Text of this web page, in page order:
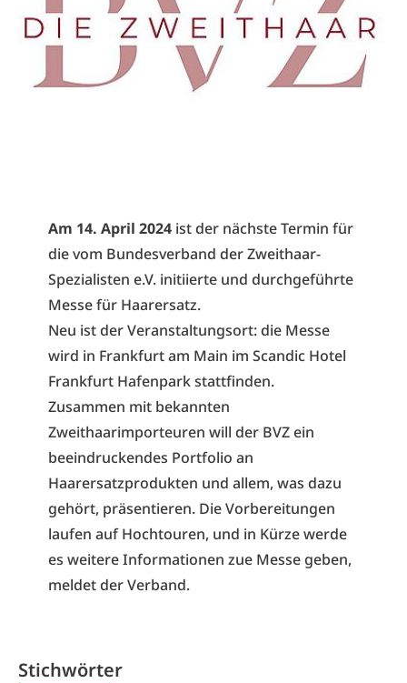
Am 14. April 2024 ist der nächste Termin für
die vom Bundesverband der Zweithaar-
Spezialisten e.V. initiierte und durchgeführte
Messe für Haarersatz.
Neu ist der Veranstaltungsort: die Messe
wird in Frankfurt am Main im Scandic Hotel
Frankfurt Hafenpark stattfinden.
Zusammen mit bekannten
Zweithaarimporteuren will der BVZ ein
beeindruckendes Portfolio an
Haarersatzprodukten und allem, was dazu
gehört, präsentieren. Die Vorbereitungen
laufen auf Hochtouren, und in Kürze werde
es weitere Informationen zue Messe geben,
meldet der Verband.
Stichwörter